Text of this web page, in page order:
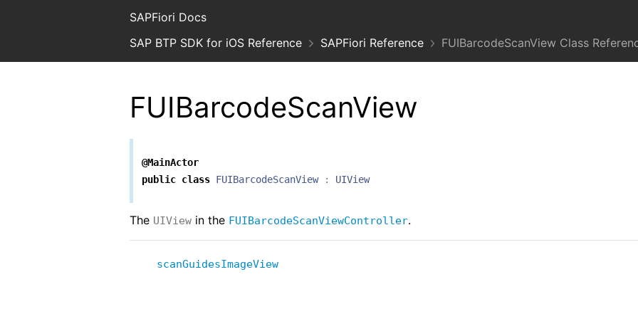
SAPFiori Docs
SAP BTP SDK for iOS Reference
SAPFiori Reference FUIBarcodeScanView Class
FUIBarcodeScanView
@MainActor
public class FUIBarcodeScanView : UIView
The UIView in the FUIBarcodeScanViewController.
scanGuidesImageView